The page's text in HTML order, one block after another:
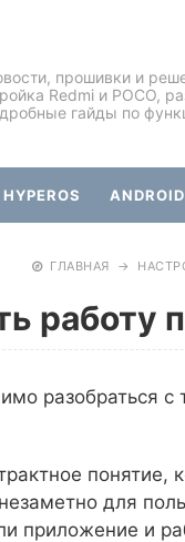
прошивки и
Redmi и POCO,
гайды по
HYPEROS
ГЛАВНАЯ →
разобраться
понятие,
для
приложение и